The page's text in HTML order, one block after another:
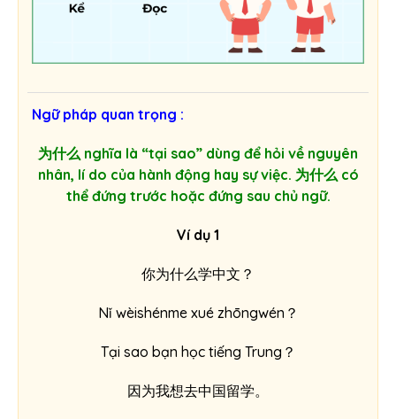
Ngữ pháp quan trọng :
为什么 nghĩa là “tại sao” dùng để hỏi về nguyên
nhân, lí do của hành động hay sự việc. 为什么 có
thể đứng trước hoặc đứng sau chủ ngữ.
Ví dụ 1
你为什么学中文？
Nǐ wèishénme xué zhōngwén？
Tại sao bạn học tiếng Trung？
因为我想去中国留学。